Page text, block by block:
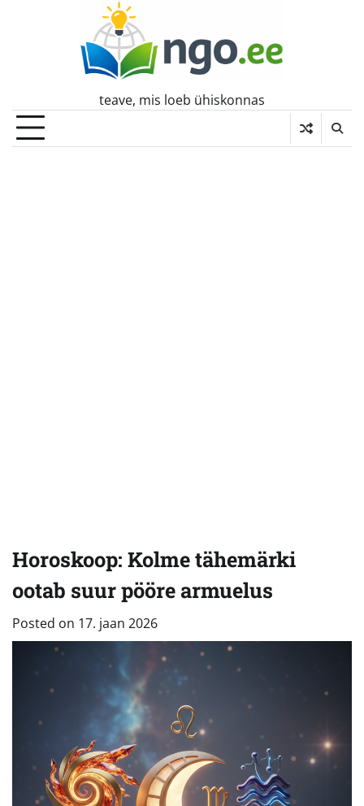
teave, mis loeb ühiskonnas
Horoskoop: Kolme tähemärki
ootab suur pööre armuelus
Posted on 17. jaan 2026